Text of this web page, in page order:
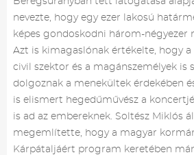
nevezte, hogy egy ezer lakosú
képes gondoskodni három-négyezer
Azt is kimagaslónak értékelte, hogy
civil szektor és a magánszemélyek is
dolgoznak a menekültek érdekében
is elismert hegedűművész a
is ad az embereknek. Soltész Miklós
megemlítette, hogy a magyar
Kárpátaljáért program keretében